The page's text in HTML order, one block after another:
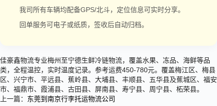
我司所有车辆均配备GPS/北斗，定位信息可实时分享。
回单服务可电子或纸质，签收后自动归档。
佳豪鑫物流专业梅州至宁德生鲜冷链物流，覆盖水果、冻品、海鲜等品
类，全程温控，实时温度记录。参考运费450-780元。覆盖梅江区、梅县
区、兴宁市、平远县、蕉岭县、大埔县、丰顺县、五华县及蕉城区、福安
市、福鼎市、霞浦县、古田县、屏南县、寿宁县、周宁县、柘荣县。
上一篇： 东莞到南京行李托运物流公司